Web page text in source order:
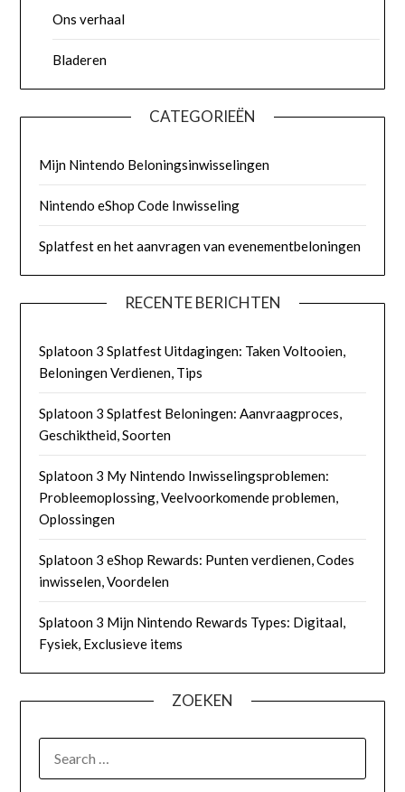
Ons verhaal
Bladeren
CATEGORIEËN
Mijn Nintendo Beloningsinwisselingen
Nintendo eShop Code Inwisseling
Splatfest en het aanvragen van evenementbeloningen
RECENTE BERICHTEN
Splatoon 3 Splatfest Uitdagingen: Taken Voltooien,
Beloningen Verdienen, Tips
Splatoon 3 Splatfest Beloningen: Aanvraagproces,
Geschiktheid, Soorten
Splatoon 3 My Nintendo Inwisselingsproblemen:
Probleemoplossing, Veelvoorkomende problemen,
Oplossingen
Splatoon 3 eShop Rewards: Punten verdienen, Codes
inwisselen, Voordelen
Splatoon 3 Mijn Nintendo Rewards Types: Digitaal,
Fysiek, Exclusieve items
ZOEKEN
FOR: